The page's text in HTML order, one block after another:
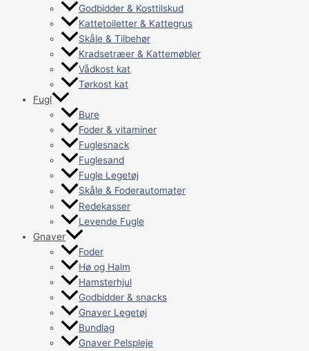
Godbidder & Kosttilskud
Kattetoiletter & Kattegrus
Skåle & Tilbehør
Kradsetræer & Kattemøbler
Vådkost kat
Tørkost kat
Fugl
Bure
Foder & vitaminer
Fuglesnack
Fuglesand
Fugle Legetøj
Skåle & Foderautomater
Redekasser
Levende Fugle
Gnaver
Foder
Hø og Halm
Hamsterhjul
Godbidder & snacks
Gnaver Legetøj
Bundlag
Gnaver Pelspleje